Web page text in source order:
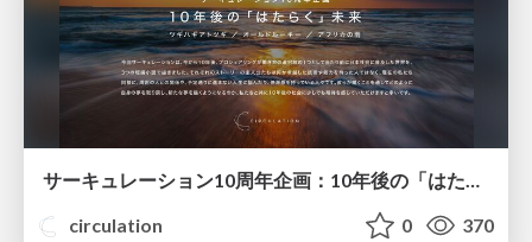
サーキュレーション10周年企画：10年後の「はたらく」未来
circulation
0 370